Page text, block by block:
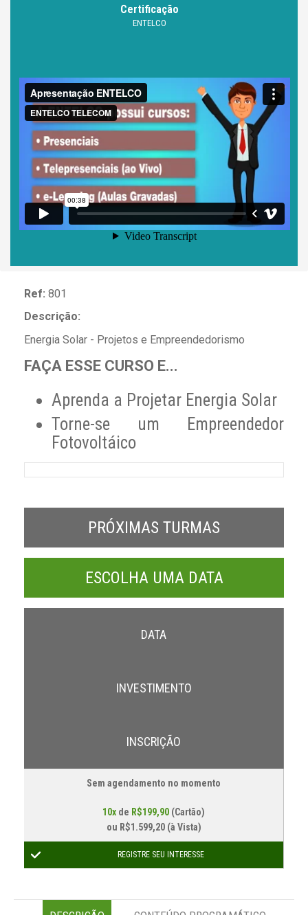
Certificação
ENTELCO
Ref: 801
Descrição:
Energia Solar - Projetos e Empreendedorismo
FAÇA ESSE CURSO E...
Aprenda a Projetar Energia Solar
Torne-se um Empreendedor
Fotovoltáico
PRÓXIMAS TURMAS
ESCOLHA UMA DATA
DATA
INVESTIMENTO
INSCRIÇÃO
Sem agendamento no momento
10x de R$199,90 (Cartão)
ou R$1.599,20 (à Vista)
REGISTRE SEU INTERESSE